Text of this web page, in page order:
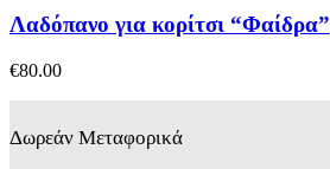
Λαδόπανο για κορίτσι “Φαίδρα”
€80.00
Δωρεάν Μεταφορικά